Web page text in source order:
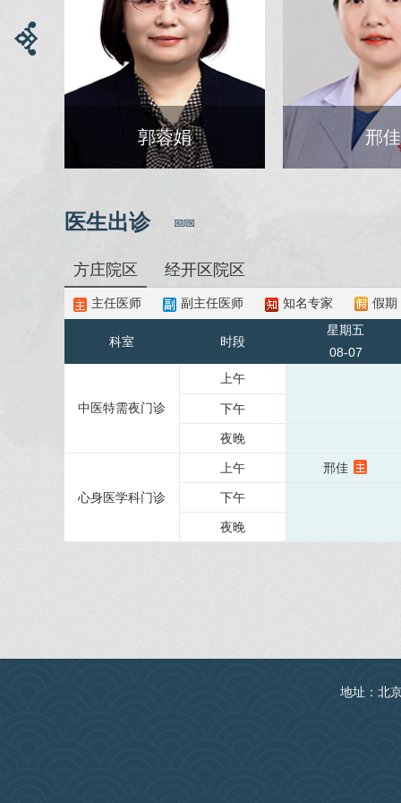
郭蓉娟 邢佳
医生出诊
方庄院区 经开区院区
主任医师 副主任医师 知名专家 假期
科室 时段
星期五
08-07
中医特需夜门诊
上午
下午
夜晚
心身医学科门诊
上午 邢佳
下午
夜晚
地址：北